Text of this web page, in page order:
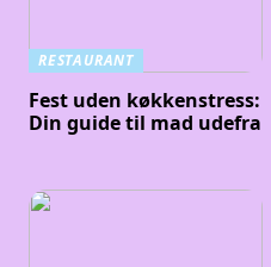
RESTAURANT
Fest uden køkkenstress:
Din guide til mad udefra